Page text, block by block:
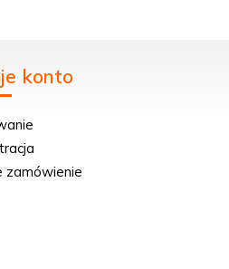
konto
zamówienie